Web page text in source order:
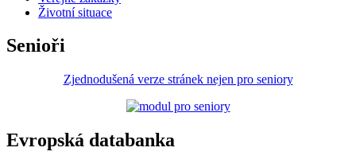
Životní situace
Senioři
Zjednodušená verze stránek nejen pro seniory
Evropská databanka